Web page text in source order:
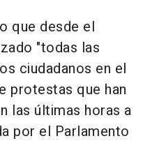
que desde el
"todas las
ciudadanos en el
protestas que han
las últimas horas a
por el Parlamento